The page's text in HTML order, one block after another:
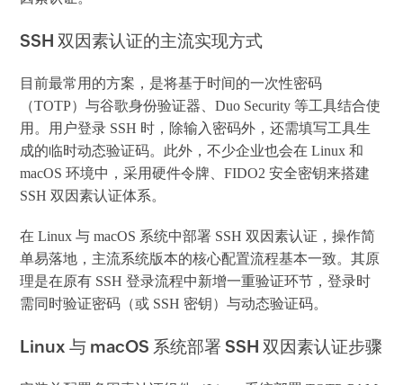
SSH 双因素认证的主流实现方式
目前最常用的方案，是将基于时间的一次性密码
（TOTP）与谷歌身份验证器、Duo Security 等工具结合使
用。用户登录 SSH 时，除输入密码外，还需填写工具生
成的临时动态验证码。此外，不少企业也会在 Linux 和
macOS 环境中，采用硬件令牌、FIDO2 安全密钥来搭建
SSH 双因素认证体系。
在 Linux 与 macOS 系统中部署 SSH 双因素认证，操作简
单易落地，主流系统版本的核心配置流程基本一致。其原
理是在原有 SSH 登录流程中新增一重验证环节，登录时
需同时验证密码（或 SSH 密钥）与动态验证码。
Linux 与 macOS 系统部署 SSH 双因素认证步骤